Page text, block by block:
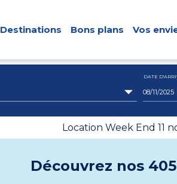
Destinations Bons plans Vos
DATE
Location Week End 11
Découvrez nos